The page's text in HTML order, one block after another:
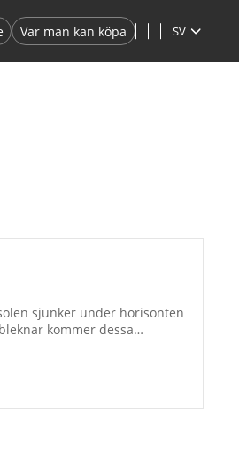
Var man kan köpa SV
sjunker under horisonten
kommer dessa